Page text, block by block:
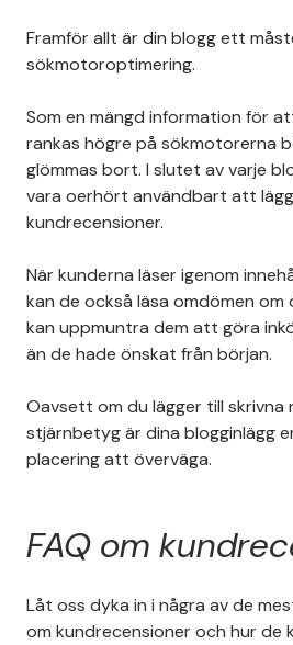
Framför allt är din blogg ett
sökmotoroptimering.
Som en mängd information för
rankas högre på sökmotorerna
glömmas bort. I slutet av varje
vara oerhört användbart att
kundrecensioner.
När kunderna läser igenom
kan de också läsa omdömen om
kan uppmuntra dem att göra
än de hade önskat från början.
Oavsett om du lägger till skrivna
stjärnbetyg är dina blogginlägg
placering att överväga.
FAQ om
Låt oss dyka in i några av de
om kundrecensioner och hur de